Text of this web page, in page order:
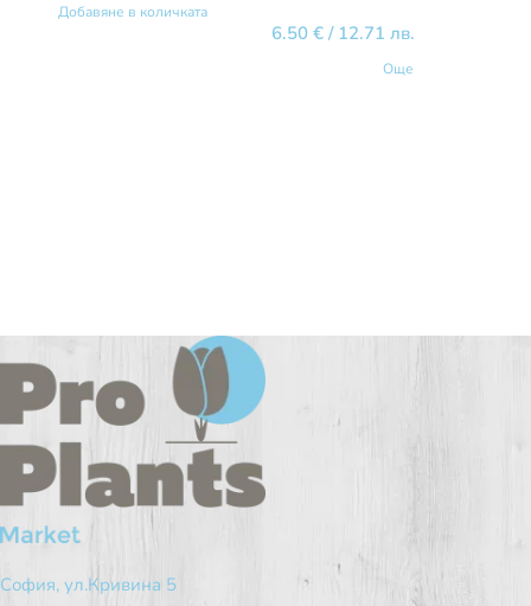
Добавяне в количката
6.50 € / 12.71 лв.
Още
София, ул.Кривина 5